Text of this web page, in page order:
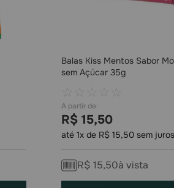
Balas Kiss Mentos Sabor
sem Açúcar 35g
R$ 15,50
até 1x de R$ 15,50sem juros
R$ 15,50à vista